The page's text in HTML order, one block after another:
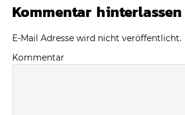
Kommentar hinterlassen
E-Mail Adresse wird nicht veröffentlicht.
Kommentar